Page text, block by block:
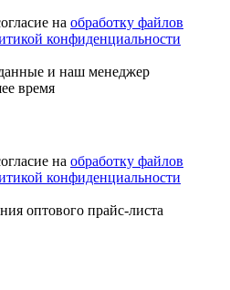
на обработку файлов
конфиденциальности
и наш менеджер
время
на обработку файлов
конфиденциальности
оптового прайс-листа